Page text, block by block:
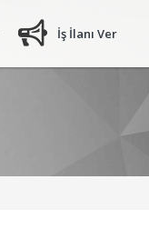
İş İlanı Ver